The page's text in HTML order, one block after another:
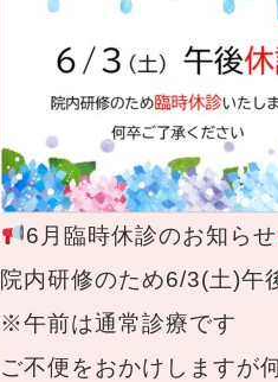
6月臨時休診のお知らせ
院内研修のため6/3(土)午
※午前は通常診療です
ご不便をおかけしますが